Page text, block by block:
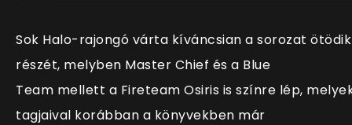
Sok Halo-rajongó várta kíváncsian a sorozat ötödik
részét, melyben Master Chief és a Blue
Team mellett a Fireteam Osiris is színre lép,
tagjaival korábban a könyvekben már